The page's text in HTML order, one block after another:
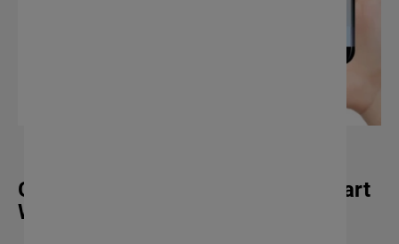
Gniazdo sterowane telefonem Smart
Wifi Tuya - Goldlux 314178